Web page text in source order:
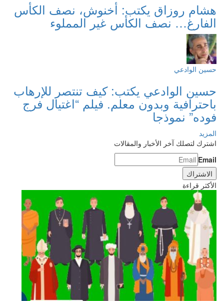
هشام روزاق يكتب: أخنوش، نصف الكأس
الفارغ… نصف الكأس غير المملوء
حسين الوادعي
حسين الوادعي يكتب: كيف تنتصر للإرهاب
باحترافية وبدون معلم. فيلم “اغتيال فرج
فوده” نموذجا
المزيد
اشترك لتصلك آخر الأخبار والمقالات
Email
الأكثر قراءة